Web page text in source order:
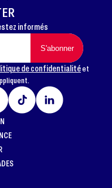
informés
de confidentialitéet